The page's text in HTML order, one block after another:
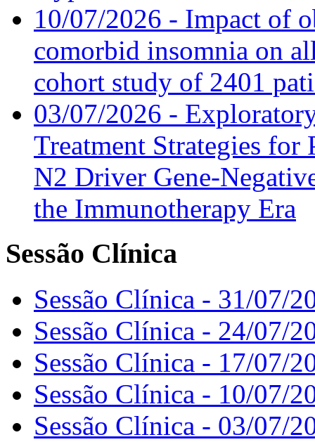
10/07/2026 - Impact of
comorbid insomnia on
cohort study of 2401
03/07/2026 -
Treatment Strategies for
N2 Driver Gene-
the Immunotherapy Era
Sessão Clínica
Sessão Clínica - 31/07/
Sessão Clínica - 24/07/
Sessão Clínica - 17/07/
Sessão Clínica - 10/07/
Sessão Clínica - 03/07/